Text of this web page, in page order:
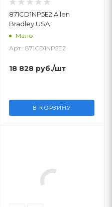
871CD1NP5E2 Allen
Bradley USA
Мало
Арт.: 871CD1NP5E2
18 828 руб./шт
В КОРЗИНУ